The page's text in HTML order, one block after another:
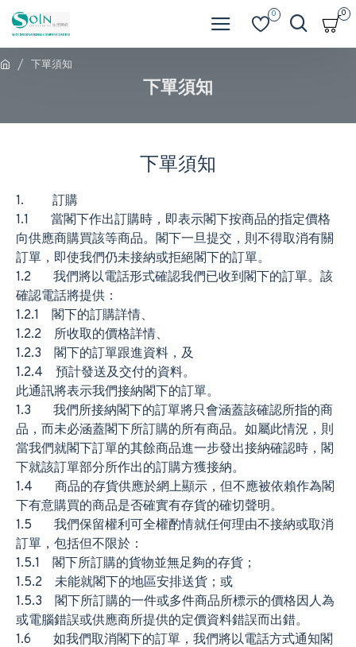
0 0
下單須知
下單須知
下單須知
1. 訂購
1.1 當閣下作出訂購時，即表示閣下按商品的指定價格
向供應商購買該等商品。閣下一旦提交，則不得取消有關
訂單，即使我們仍未接納或拒絕閣下的訂單。
1.2 我們將以電話形式確認我們已收到閣下的訂單。該
確認電話將提供：
1.2.1 閣下的訂購詳情、
1.2.2 所收取的價格詳情、
1.2.3 閣下的訂單跟進資料，及
1.2.4 預計發送及交付的資料。
此通訊將表示我們接納閣下的訂單。
1.3 我們所接納閣下的訂單將只會涵蓋該確認所指的商
品，而未必涵蓋閣下所訂購的所有商品。如屬此情況，則
當我們就閣下訂單的其餘商品進一步發出接納確認時，閣
下就該訂單部分所作出的訂購方獲接納。
1.4 商品的存貨供應於網上顯示，但不應被依賴作為閣
下有意購買的商品是否確實有存貨的確切聲明。
1.5 我們保留權利可全權酌情就任何理由不接納或取消
訂單，包括但不限於：
1.5.1 閣下所訂購的貨物並無足夠的存貨；
1.5.2 未能就閣下的地區安排送貨；或
1.5.3 閣下所訂購的一件或多件商品所標示的價格因人為
或電腦錯誤或供應商所提供的定價資料錯誤而出錯。
1.6 如我們取消閣下的訂單，我們將以電話方式通知閣